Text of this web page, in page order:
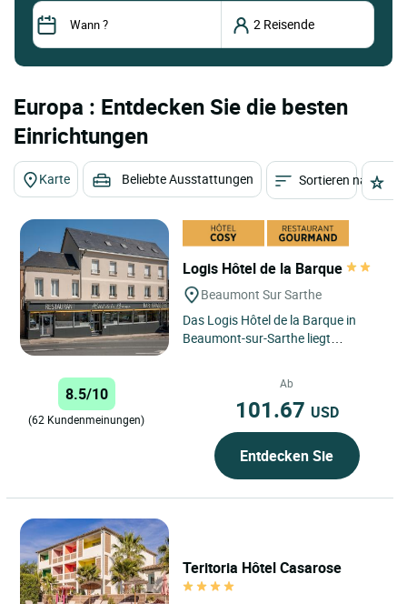
Europa : Entdecken Sie die besten
Einrichtungen
Karte Beliebte Ausstattungen Sortieren nach
Logis Hôtel de la Barque
Beaumont Sur Sarthe
Das Logis Hôtel de la Barque in
Beaumont-sur-Sarthe liegt
8.5/10
(62 Kundenmeinungen)
Ab
101.67 USD
Entdecken Sie
Teritoria Hôtel Casarose